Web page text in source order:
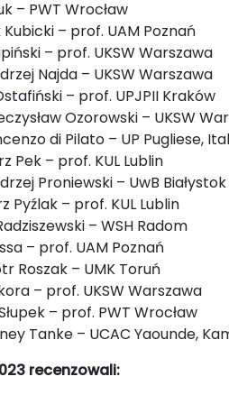
– PWT Wrocław
– prof. UAM Poznań
– prof. UKSW Warszawa
Najda – UKSW Warszawa
– prof. UPJPII Kraków
Ozorowski – UKSW
di Pilato – UP Pugliese,
Pek – prof. KUL Lublin
Proniewski – UwB Białystok
Pyźlak – prof. KUL Lublin
– WSH Radom
– prof. UAM Poznań
Roszak – UMK Toruń
– prof. UKSW Warszawa
– prof. PWT Wrocław
Tanke – UCAC Yaounde,
recenzowali: